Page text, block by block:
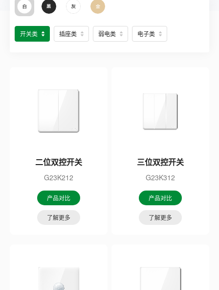
开关类 插座类 弱电类 电子类
二位双控开关
G23K212
产品对比
了解更多
三位双控开关
G23K312
产品对比
了解更多